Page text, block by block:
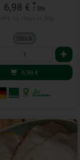
6,98 € *
/ Stk
Stück
6,98 €